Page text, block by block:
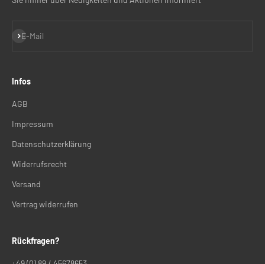
E-Mail
Abonnieren
Infos
AGB
Impressum
Datenschutzerklärung
Widerrufsrecht
Versand
Vertrag widerrufen
Rückfragen?